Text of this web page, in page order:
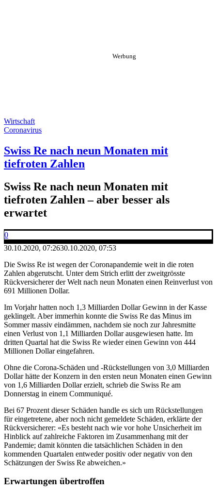
Wirtschaft
Coronavirus
Swiss Re nach neun Monaten mit
tiefroten Zahlen
Swiss Re nach neun Monaten mit
tiefroten Zahlen – aber besser als
erwartet
0
30.10.2020, 07:2630.10.2020, 07:53
Die Swiss Re ist wegen der Coronapandemie weit in die roten
Zahlen abgerutscht. Unter dem Strich erlitt der zweitgrösste
Rückversicherer der Welt nach neun Monaten einen Reinverlust von
691 Millionen Dollar.
Im Vorjahr hatten noch 1,3 Milliarden Dollar Gewinn in der Kasse
geklingelt. Aber immerhin konnte die Swiss Re das Minus im
Sommer massiv eindämmen, nachdem sie noch zur Jahresmitte
einen Verlust von 1,1 Milliarden Dollar ausgewiesen hatte. Im
dritten Quartal hat die Swiss Re wieder einen Gewinn von 444
Millionen Dollar eingefahren.
Ohne die Corona-Schäden und -Rückstellungen von 3,0 Milliarden
Dollar hätte der Konzern in den ersten neun Monaten einen Gewinn
von 1,6 Milliarden Dollar erzielt, schrieb die Swiss Re am
Donnerstag in einem Communiqué.
Bei 67 Prozent dieser Schäden handle es sich um Rückstellungen
für eingetretene, aber noch nicht gemeldete Schäden, erklärte der
Rückversicherer: «Es besteht nach wie vor hohe Unsicherheit im
Hinblick auf zahlreiche Faktoren im Zusammenhang mit der
Pandemie; damit könnten die tatsächlichen Schäden in den
kommenden Quartalen entweder positiv oder negativ von den
Schätzungen der Swiss Re abweichen.»
Erwartungen übertroffen